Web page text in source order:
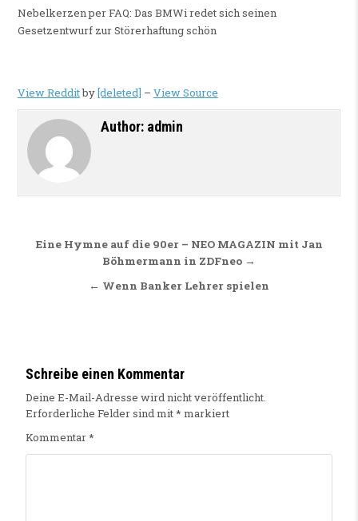
Nebelkerzen per FAQ: Das BMWi redet sich seinen
Gesetzentwurf zur Störerhaftung schön
View Redditby[deleted] – View Source
Author: admin
Beitragsnavigation
Eine Hymne auf die 90er – NEO MAGAZIN mit Jan
Böhmermann in ZDFneo →
← Wenn Banker Lehrer spielen
Schreibe einen Kommentar
Deine E-Mail-Adresse wird nicht veröffentlicht.
Erforderliche Felder sind mit* markiert
Kommentar*